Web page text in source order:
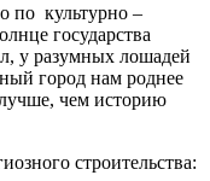
по культурно –
государства
у разумных лошадей
город нам роднее
чем историю
строительства: